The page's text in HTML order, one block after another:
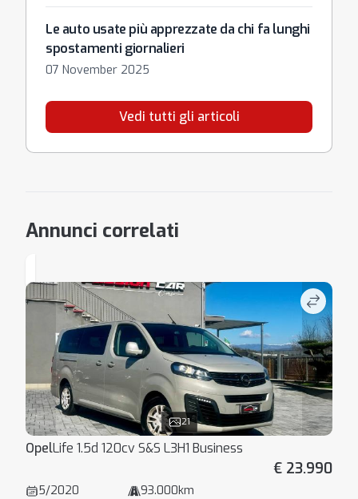
Le auto usate più apprezzate da chi fa lunghi
spostamenti giornalieri
07 November 2025
Vedi tutti gli articoli
Annunci correlati
21
OpelLife 1.5d 120cv S&S L3H1 Business
€ 23.990
5/2020 93.000km